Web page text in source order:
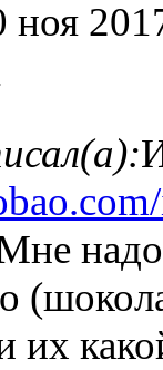
ноя
их